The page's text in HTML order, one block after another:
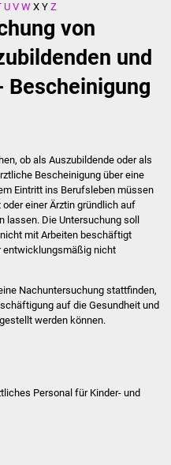
Ansprechpartner
Behördenwegweiser
Kontakt
Ortsrecht
Wahlen
U V W X Y Z
von
und
Bescheinigung
ob als Auszubildende oder als
Bescheinigung über eine
Eintritt ins Berufsleben müssen
einer Ärztin gründlich auf
lassen. Die Untersuchung soll
mit Arbeiten beschäftigt
entwicklungsmäßig nicht
Nachuntersuchung stattfinden,
auf die Gesundheit und
werden können.
Personal für Kinder- und